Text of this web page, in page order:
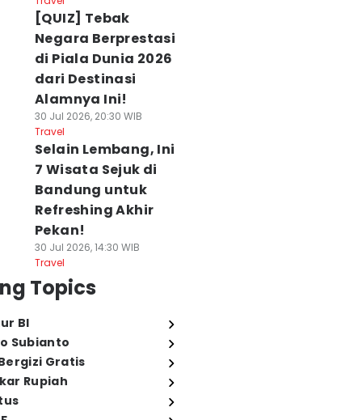
[QUIZ] Tebak
Negara Berprestasi
di Piala Dunia 2026
dari Destinasi
Alamnya Ini!
30 Jul 2026, 20:30 WIB
Travel
Selain Lembang, Ini
7 Wisata Sejuk di
Bandung untuk
Refreshing Akhir
Pekan!
30 Jul 2026, 14:30 WIB
Travel
Topics
BI
Subianto
Gratis
Rupiah